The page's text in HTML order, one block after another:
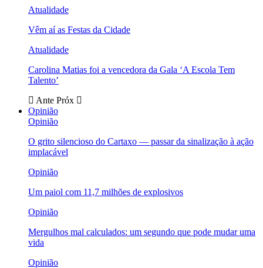
Atualidade
Vêm aí as Festas da Cidade
Atualidade
Carolina Matias foi a vencedora da Gala ‘A Escola Tem
Talento’
Ante Próx
Opinião
Opinião
O grito silencioso do Cartaxo — passar da sinalização à ação
implacável
Opinião
Um paiol com 11,7 milhões de explosivos
Opinião
Mergulhos mal calculados: um segundo que pode mudar uma
vida
Opinião